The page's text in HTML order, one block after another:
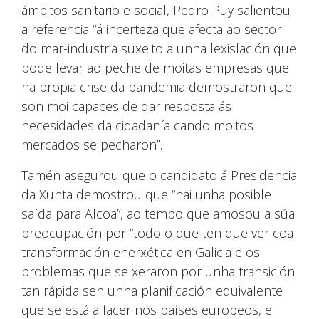
ámbitos sanitario e social, Pedro Puy salientou
a referencia “á incerteza que afecta ao sector
do mar-industria suxeito a unha lexislación que
pode levar ao peche de moitas empresas que
na propia crise da pandemia demostraron que
son moi capaces de dar resposta ás
necesidades da cidadanía cando moitos
mercados se pecharon”.
Tamén asegurou que o candidato á Presidencia
da Xunta demostrou que “hai unha posible
saída para Alcoa”, ao tempo que amosou a súa
preocupación por “todo o que ten que ver coa
transformación enerxética en Galicia e os
problemas que se xeraron por unha transición
tan rápida sen unha planificación equivalente
que se está a facer nos países europeos, e